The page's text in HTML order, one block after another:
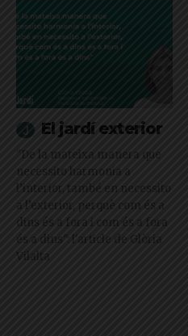
El jardí exterior
"De la mateixa manera que
necessito harmonia a
l’interior, també en necessito
a l’exterior, perquè com és a
dins és a fora i com és a fora
és a dins": l'article de Glòria
Vilalta